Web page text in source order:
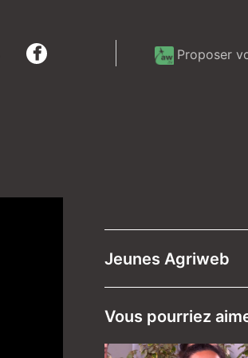
Proposer
Jeunes Agriweb
Vous pourriez